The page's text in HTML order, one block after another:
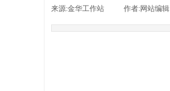
来源:金华工作站 作者:网站编辑